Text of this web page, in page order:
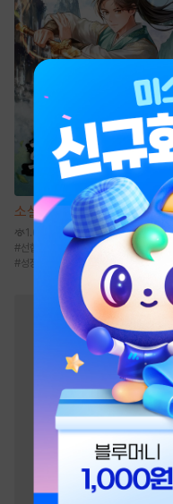
소설 환생 수선전 [단행본]
1.6만
#선협물 먼치킨 #환생물 #신무협
#성장물